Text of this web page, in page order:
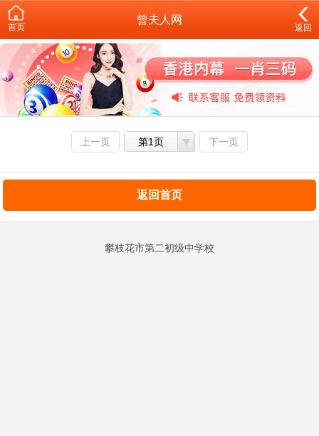
首页
曾夫人网
返回
上一页 第1页 下一页
返回首页
攀枝花市第二初级中学校